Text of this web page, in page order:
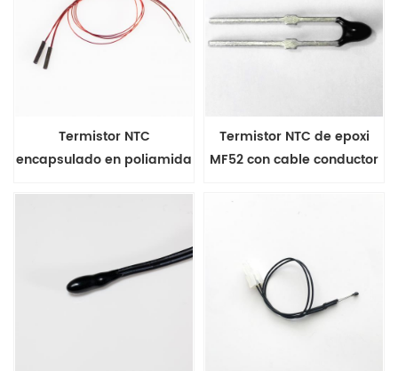
Termistor NTC
encapsulado en poliamida
Termistor NTC de epoxi
MF52 con cable conductor